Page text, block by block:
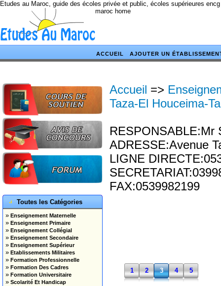
Etudes au Maroc, guide des écoles privée et public, écoles supérieures
maroc home
ACCUEIL AJOUTER UN
Toutes les Catégories
» Enseignement Maternelle
» Enseignement Primaire
» Enseignement Collégial
» Enseignement Secondaire
» Enseignement Supérieur
» Etablissements Militaires
» Formation Professionnelle
» Formation Des Cadres
» Formation Universitaire
» Scolarité Et Handicap
Accueil =>
Taza-El Houceima-
RESPONSABLE:Mr
ADRESSE:Avenue
LIGNE
FAX:0539982199
1 2 3 4 5